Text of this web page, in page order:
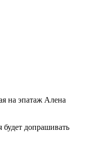
на эпатаж Алена
будет допрашивать